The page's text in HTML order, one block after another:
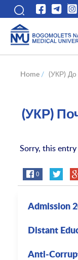
Home / (УКР) До
(УКР)
Sorry, this
0
Admission
Distant
Anti-